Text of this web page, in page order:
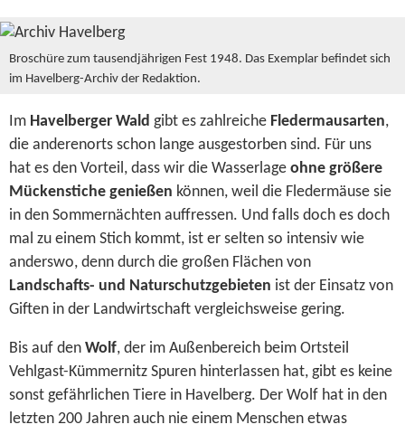
Broschüre zum tausendjährigen Fest 1948. Das Exemplar befindet sich
im Havelberg-Archiv der Redaktion.
Im Havelberger Wald gibt es zahlreiche Fledermausarten,
die anderenorts schon lange ausgestorben sind. Für uns
hat es den Vorteil, dass wir die Wasserlage ohne größere
Mückenstiche genießen können, weil die Fledermäuse sie
in den Sommernächten auffressen. Und falls doch es doch
mal zu einem Stich kommt, ist er selten so intensiv wie
anderswo, denn durch die großen Flächen von
Landschafts- und Naturschutzgebieten ist der Einsatz von
Giften in der Landwirtschaft vergleichsweise gering.
Bis auf den Wolf, der im Außenbereich beim Ortsteil
Vehlgast-Kümmernitz Spuren hinterlassen hat, gibt es keine
sonst gefährlichen Tiere in Havelberg. Der Wolf hat in den
letzten 200 Jahren auch nie einem Menschen etwas